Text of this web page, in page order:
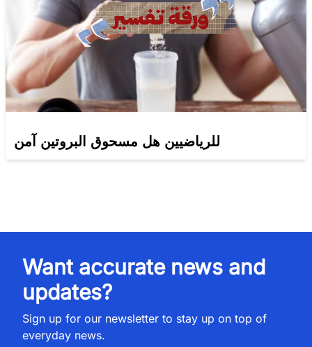
للرياضيين هل مسحوق البروتين آمن
Want accurate news and
updates?
Sign up for our newsletter to stay up on top of
everyday news.